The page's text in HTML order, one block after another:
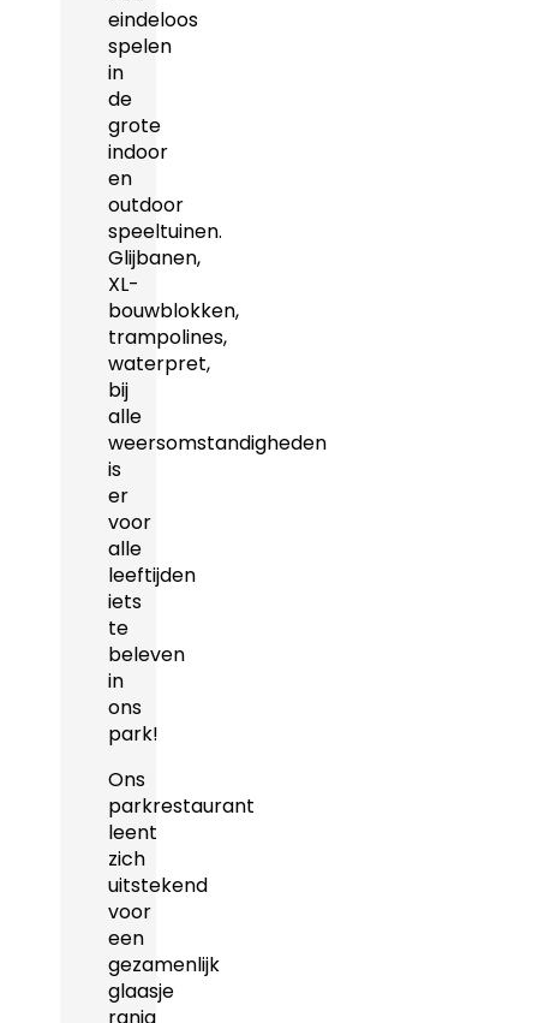
eindeloos
spelen
in
de
grote
indoor
en
outdoor
speeltuinen.
Glijbanen,
XL-
bouwblokken,
trampolines,
waterpret,
bij
alle
weersomstandigheden
is
er
voor
alle
leeftijden
iets
te
beleven
in
ons
park!
Ons
parkrestaurant
leent
zich
uitstekend
voor
een
gezamenlijk
glaasje
ranja